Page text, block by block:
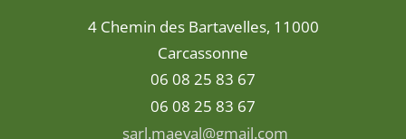
4 Chemin des Bartavelles, 11000
Carcassonne
06 08 25 83 67
06 08 25 83 67
sarl.maeval@gmail.com